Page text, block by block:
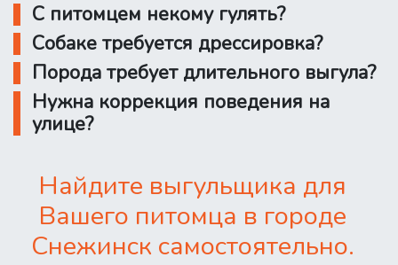
С питомцем некому гулять?
Собаке требуется дрессировка?
Порода требует длительного выгула?
Нужна коррекция поведения на
улице?
Найдите выгульщика для
Вашего питомца в городе
Снежинск самостоятельно.